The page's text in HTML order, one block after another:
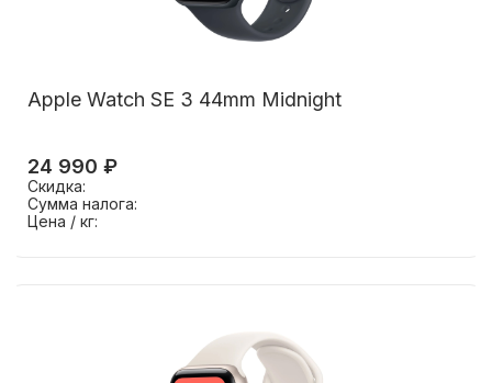
Apple Watch SE 3 44mm Midnight
24 990 ₽
Скидка:
Сумма налога:
Цена / кг: